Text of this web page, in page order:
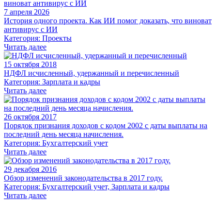
7 апреля 2026
История одного проекта. Как ИИ помог доказать, что виноват
антивирус с ИИ
Категория: Проекты
Читать далее
15 октября 2018
НДФЛ исчисленный, удержанный и перечисленный
Категория: Зарплата и кадры
Читать далее
26 октября 2017
Порядок признания доходов с кодом 2002 с даты выплаты на
последний день месяца начисления.
Категория: Бухгалтерский учет
Читать далее
29 декабря 2016
Обзор изменений законодательства в 2017 году.
Категория: Бухгалтерский учет, Зарплата и кадры
Читать далее